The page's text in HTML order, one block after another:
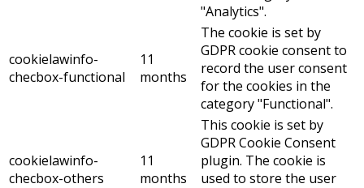
"Analytics".
cookielawinfo-
checbox-functional
11
months
The cookie is set by
GDPR cookie consent to
record the user consent
for the cookies in the
category "Functional".
cookielawinfo-
checbox-others
11
months
This cookie is set by
GDPR Cookie Consent
plugin. The cookie is
used to store the user